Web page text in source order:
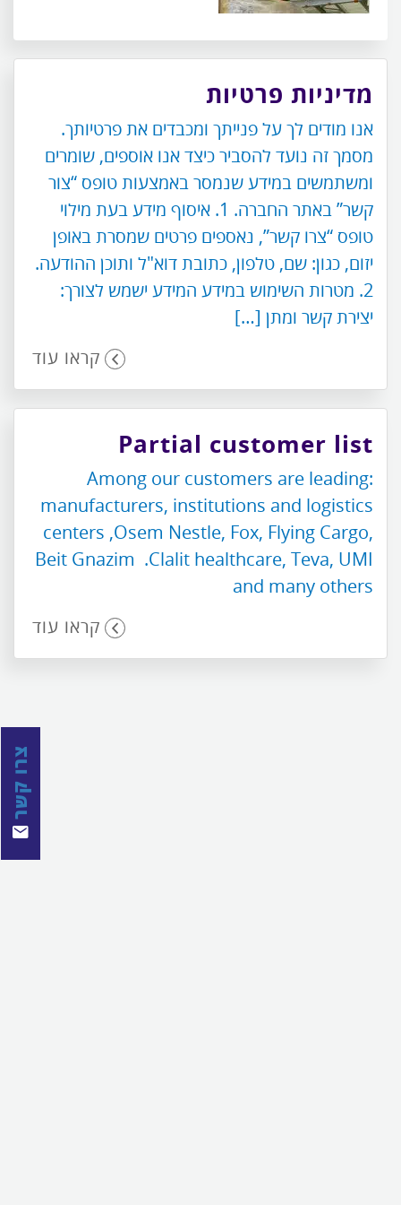
צרו קשר
מדיניות פרטיות
אנו מודים לך על פנייתך ומכבדים את פרטיותך.
מסמך זה נועד להסביר כיצד אנו אוספים, שומרים
ומשתמשים במידע שנמסר באמצעות טופס “צור
קשר” באתר החברה. 1. איסוף מידע בעת מילוי
טופס “צרו קשר”, נאספים פרטים שמסרת באופן
יזום, כגון: שם, טלפון, כתובת דוא"ל ותוכן ההודעה.
2. מטרות השימוש במידע המידע ישמש לצורך:
יצירת קשר ומתן […]
קראו עוד
Partial customer list
:Among our customers are leading
manufacturers, institutions and logistics
centers ,Osem Nestle, Fox, Flying Cargo,
Beit Gnazim .Clalit healthcare, Teva, UMI
and many others
קראו עוד